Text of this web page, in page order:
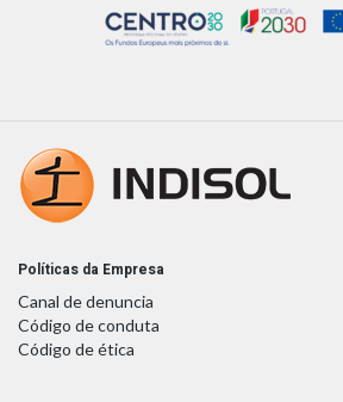
Políticas da Empresa
Canal de denuncia
Código de conduta
Código de ética